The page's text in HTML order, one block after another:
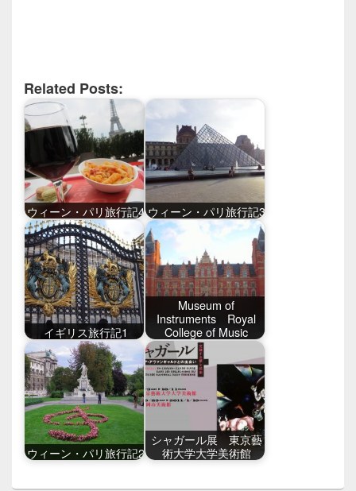
Related Posts:
ウィーン・パリ旅行記4 ウィーン・パリ旅行記3
イギリス旅行記1
Museum of
Instruments Royal
College of Music
ウィーン・パリ旅行記2
シャガール展 東京藝
術大学大学美術館